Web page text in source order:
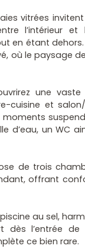
vitrées
l’intérieur et
en étant dehors.
où le paysage
une
cuisine et
d’eau, un WC
de trois
offrant
piscine au sel,
dès l’entrée
ce bien rare.